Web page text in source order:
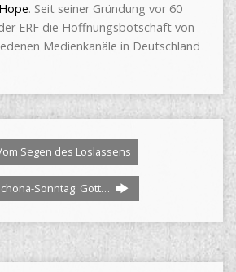
. Seit seiner Gründung vor 60
ERF die Hoffnungsbotschaft von
Medienkanäle in Deutschland
Segen des Loslassens
Sonntag: Gott…